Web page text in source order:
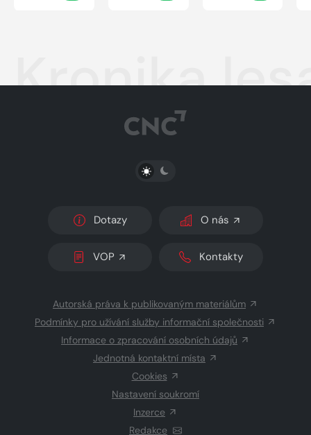
Kronika
PŘEPNOUT SVĚTLÝ/TMAVÝ REŽIM
Dotazy O nás
VOP Kontakty
Autorská práva k publikovaným materiálům
Podmínky pro užívání služby informační společnosti
Informace o zpracování osobních údajů
Jednotná kontaktní místa
Cookies
Nastavení soukromí
Inzerce
Redakce